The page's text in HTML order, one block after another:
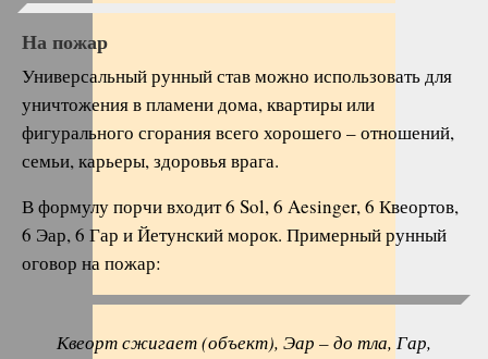
На пожар
Универсальный рунный став можно использовать для
уничтожения в пламени дома, квартиры или
фигурального сгорания всего хорошего – отношений,
семьи, карьеры, здоровья врага.
В формулу порчи входит 6 Sol, 6 Aesinger, 6 Квеортов,
6 Эар, 6 Гар и Йетунский морок. Примерный рунный
оговор на пожар:
Квеорт сжигает (объект), Эар – до тла, Гар,